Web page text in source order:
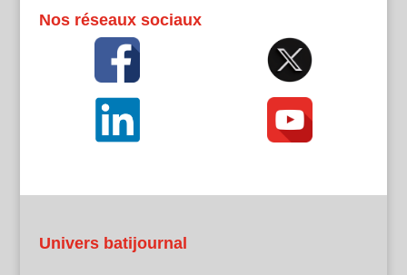
Nos réseaux sociaux
Univers batijournal